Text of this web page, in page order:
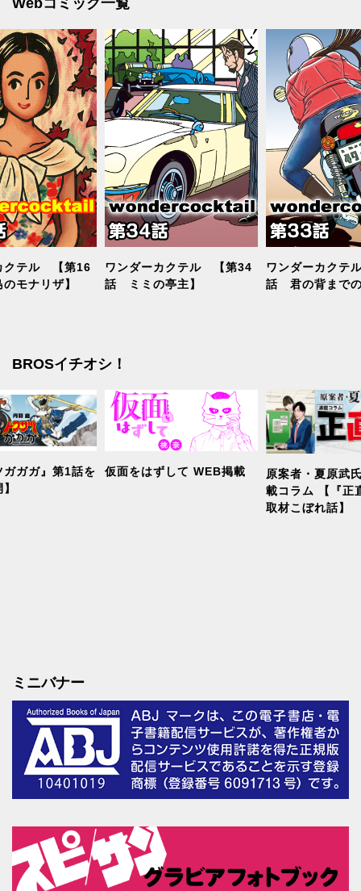
クテル 【第16
モナリザ】
ワンダーカクテル 【第34
話 ミミの亭主】
ワンダーカクテ
話 君の背まで
BROSイチオシ！
ガガガ』第1話を
仮面をはずして WEB掲載
原案者・夏原武
載コラム 【『正
取材こぼれ話】
ミニバナー